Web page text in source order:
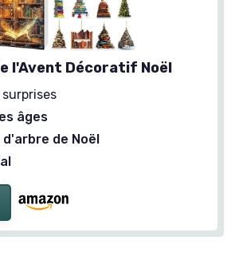
l'Avent Décoratif Noël
surprises
âges
de Noël